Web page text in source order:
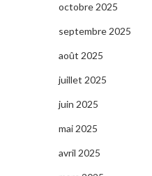
octobre 2025
septembre 2025
août 2025
juillet 2025
juin 2025
mai 2025
avril 2025